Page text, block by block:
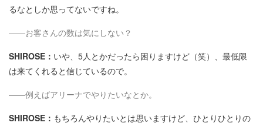
るなとしか思ってないですね。
――お客さんの数は気にしない？
SHIROSE： いや、5人とかだったら困りますけど（笑）、最低限
は来てくれると信じているので。
――例えばアリーナでやりたいなとか。
SHIROSE： もちろんやりたいとは思いますけど、ひとりひとりの